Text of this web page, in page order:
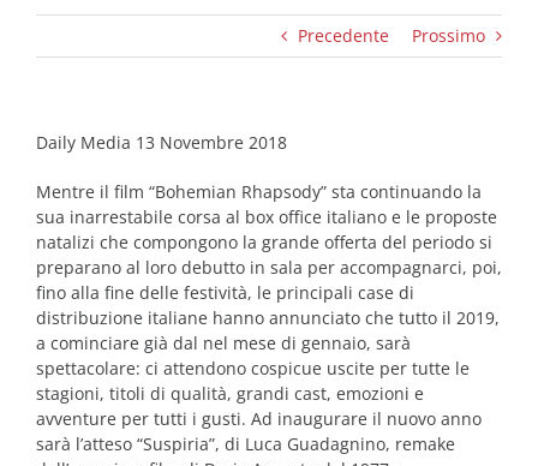
Precedente Prossimo
Daily Media 13 Novembre 2018
Mentre il film “Bohemian Rhapsody” sta continuando la
sua inarrestabile corsa al box office italiano e le proposte
natalizi che compongono la grande offerta del periodo si
preparano al loro debutto in sala per accompagnarci, poi,
fino alla fine delle festività, le principali case di
distribuzione italiane hanno annunciato che tutto il 2019,
a cominciare già dal nel mese di gennaio, sarà
spettacolare: ci attendono cospicue uscite per tutte le
stagioni, titoli di qualità, grandi cast, emozioni e
avventure per tutti i gusti. Ad inaugurare il nuovo anno
sarà l’atteso “Suspiria”, di Luca Guadagnino, remake